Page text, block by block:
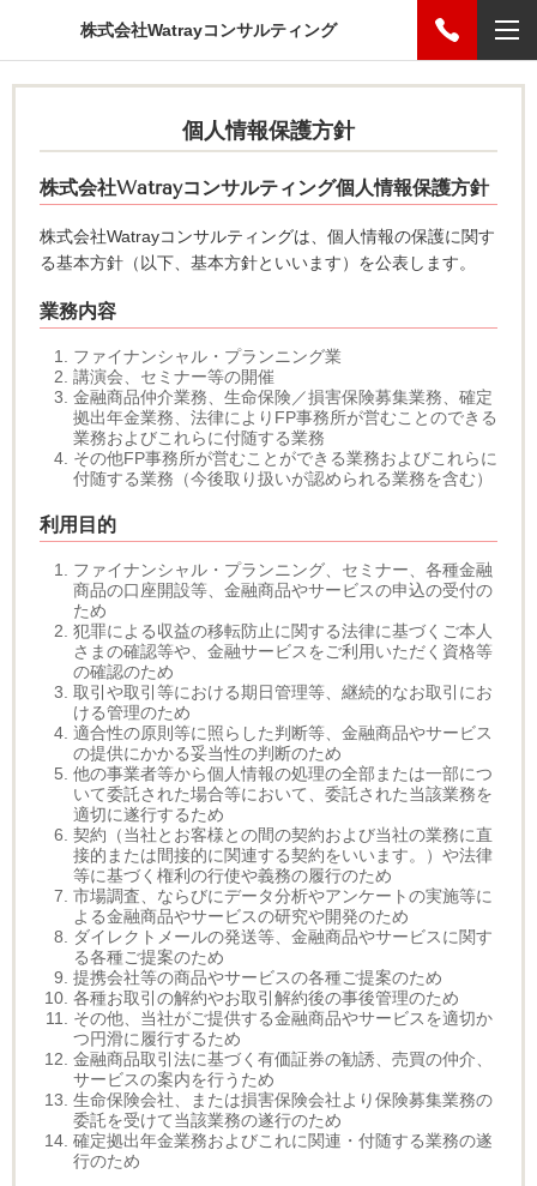
株式会社Watrayコンサルティング
個人情報保護方針
株式会社Watrayコンサルティング個人情報保護方針
株式会社Watrayコンサルティングは、 個人情報の保護に関す
る基本方針（以下、基本方針といいます）を公表します。
業務内容
ファイナンシャル・プランニング業
講演会、セミナー等の開催
金融商品仲介業務、生命保険／損害保険募集業務、確定
拠出年金業務、法律によりFP事務所が営むことのできる
業務およびこれらに付随する業務
その他FP事務所が営むことができる業務およびこれらに
付随する業務（今後取り扱いが認められる業務を含む）
利用目的
ファイナンシャル・プランニング、セミナー、各種金融
商品の口座開設等、金融商品やサービスの申込の受付の
ため
犯罪による収益の移転防止に関する法律に基づくご本人
さまの確認等や、金融サービスをご利用いただく資格等
の確認のため
取引や取引等における期日管理等、継続的なお取引にお
ける管理のため
適合性の原則等に照らした判断等、金融商品やサービス
の提供にかかる妥当性の判断のため
他の事業者等から個人情報の処理の全部または一部につ
いて委託された場合等において、委託された当該業務を
適切に遂行するため
契約（当社とお客様との間の契約および当社の業務に直
接的または間接的に関連する契約をいいます。）や法律
等に基づく権利の行使や義務の履行のため
市場調査、ならびにデータ分析やアンケートの実施等に
よる金融商品やサービスの研究や開発のため
ダイレクトメールの発送等、金融商品やサービスに関す
る各種ご提案のため
提携会社等の商品やサービスの各種ご提案のため
各種お取引の解約やお取引解約後の事後管理のため
その他、当社がご提供する金融商品やサービスを適切か
つ円滑に履行するため
金融商品取引法に基づく有価証券の勧誘、売買の仲介、
サービスの案内を行うため
生命保険会社、または損害保険会社より保険募集業務の
委託を受けて当該業務の遂行のため
確定拠出年金業務およびこれに関連・付随する業務の遂
行のため